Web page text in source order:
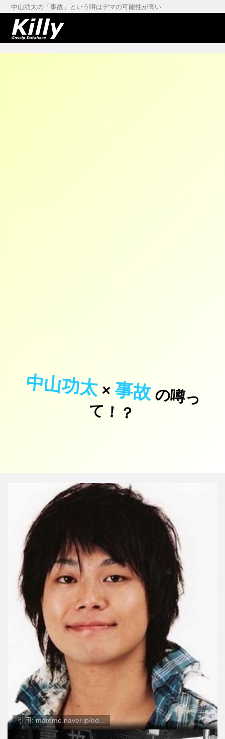
中山功太の「事故」という噂はデマの可能性が高い
中山功太×事故の
噂
っ
て
！
？
引用: matome.naver.jp/od...